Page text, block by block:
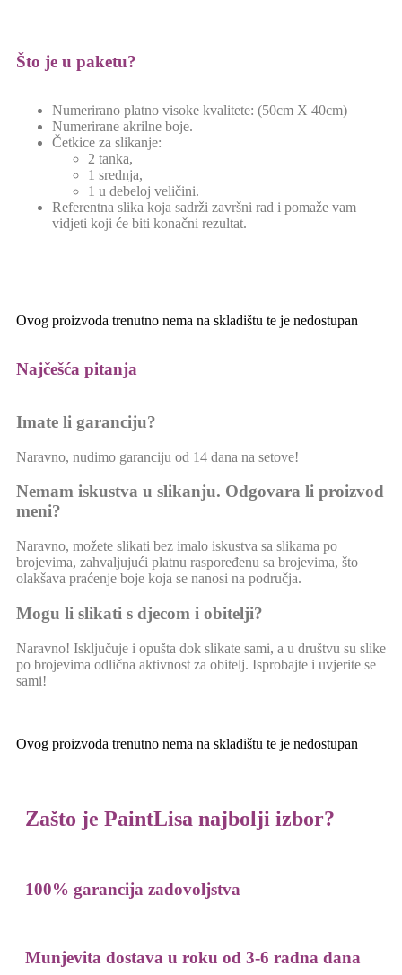
Što je u paketu?
Numerirano platno visoke kvalitete: (50cm X 40cm)
Numerirane akrilne boje.
Četkice za slikanje:
2 tanka,
1 srednja,
1 u debeloj veličini.
Referentna slika koja sadrži završni rad i pomaže vam
vidjeti koji će biti konačni rezultat.
Ovog proizvoda trenutno nema na skladištu te je nedostupan
Najčešća pitanja
Imate li garanciju?
Naravno, nudimo garanciju od 14 dana na setove!
Nemam iskustva u slikanju. Odgovara li proizvod
meni?
Naravno, možete slikati bez imalo iskustva sa slikama po
brojevima, zahvaljujući platnu raspoređenu sa brojevima, što
olakšava praćenje boje koja se nanosi na područja.
Mogu li slikati s djecom i obitelji?
Naravno! Isključuje i opušta dok slikate sami, a u društvu su slike
po brojevima odlična aktivnost za obitelj. Isprobajte i uvjerite se
sami!
Ovog proizvoda trenutno nema na skladištu te je nedostupan
Zašto je PaintLisa najbolji izbor?
100% garancija zadovoljstva
Munjevita dostava u roku od 3-6 radna dana